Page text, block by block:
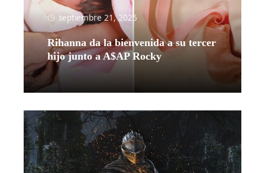
septiembre 21, 2025
Rihanna da la bienvenida a su tercer
hijo junto a A$AP Rocky
Leer más